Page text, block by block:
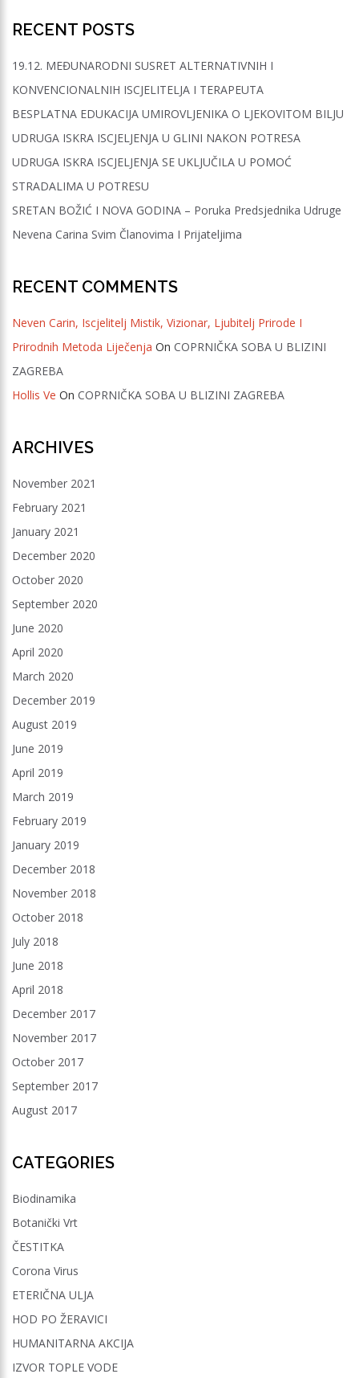
RECENT POSTS
19.12. MEĐUNARODNI SUSRET ALTERNATIVNIH I
KONVENCIONALNIH ISCJELITELJA I TERAPEUTA
BESPLATNA EDUKACIJA UMIROVLJENIKA O LJEKOVITOM BILJU
UDRUGA ISKRA ISCJELJENJA U GLINI NAKON POTRESA
UDRUGA ISKRA ISCJELJENJA SE UKLJUČILA U POMOĆ
STRADALIMA U POTRESU
SRETAN BOŽIĆ I NOVA GODINA – Poruka Predsjednika Udruge
Nevena Carina Svim Članovima I Prijateljima
RECENT COMMENTS
Neven Carin, Iscjelitelj Mistik, Vizionar, Ljubitelj Prirode I
Prirodnih Metoda Liječenja On COPRNIČKA SOBA U BLIZINI
ZAGREBA
Hollis Ve On COPRNIČKA SOBA U BLIZINI ZAGREBA
ARCHIVES
November 2021
February 2021
January 2021
December 2020
October 2020
September 2020
June 2020
April 2020
March 2020
December 2019
August 2019
June 2019
April 2019
March 2019
February 2019
January 2019
December 2018
November 2018
October 2018
July 2018
June 2018
April 2018
December 2017
November 2017
October 2017
September 2017
August 2017
CATEGORIES
Biodinamika
Botanički Vrt
ČESTITKA
Corona Virus
ETERIČNA ULJA
HOD PO ŽERAVICI
HUMANITARNA AKCIJA
IZVOR TOPLE VODE